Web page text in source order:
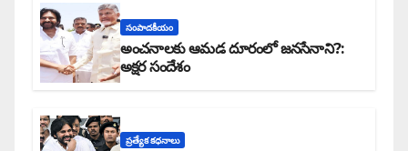
సంపాదకీయం
అంచనాలకు ఆమడ దూరంలో జనసేనాని?:
అక్షర సందేశం
ప్రత్యేక కధనాలు